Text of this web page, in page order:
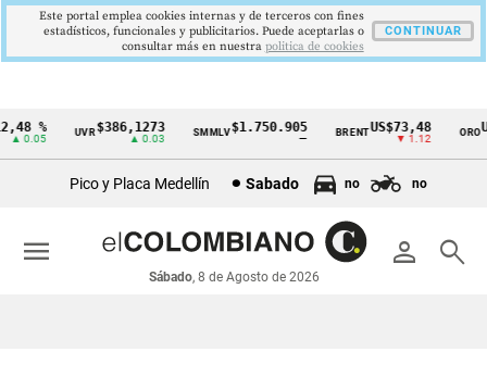
Cintillo
económicos
Colombia
%
0.05
UVR$386,1273
▲ 0.03
SMMLV$1.750.905 BRENTUS$73,48
▼ 1.12
ORO
Pico y Placa Medellín Sabado no no
person search
Sábado, 8 de Agosto de 2026
menu
Este portal emplea cookies internas y de terceros con fines
estadísticos, funcionales y publicitarios. Puede aceptarlas o
consultar más en nuestra politica de cookies
CONTINUAR